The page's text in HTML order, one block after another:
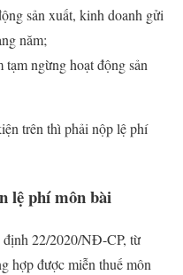
sản xuất, kinh doanh gửi
năm;
ngừng hoạt động sản
trên thì phải nộp lệ phí
lệ phí môn bài
22/2020/NĐ-CP, từ
hợp được miễn thuế môn